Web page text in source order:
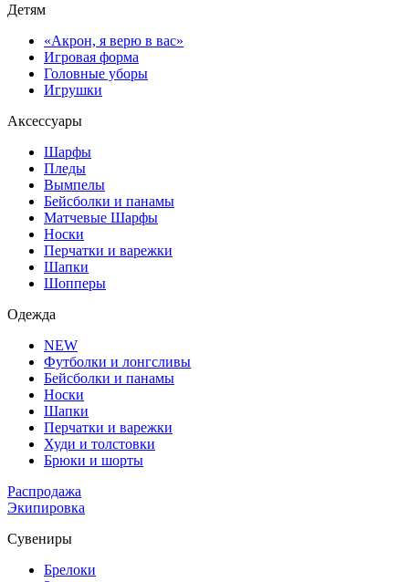
Детям
«Акрон, я верю в вас»
Игровая форма
Головные уборы
Игрушки
Аксессуары
Шарфы
Пледы
Вымпелы
Бейсболки и панамы
Матчевые Шарфы
Носки
Перчатки и варежки
Шапки
Шопперы
Одежда
NEW
Футболки и лонгсливы
Бейсболки и панамы
Носки
Шапки
Перчатки и варежки
Худи и толстовки
Брюки и шорты
Распродажа
Экипировка
Сувениры
Брелоки